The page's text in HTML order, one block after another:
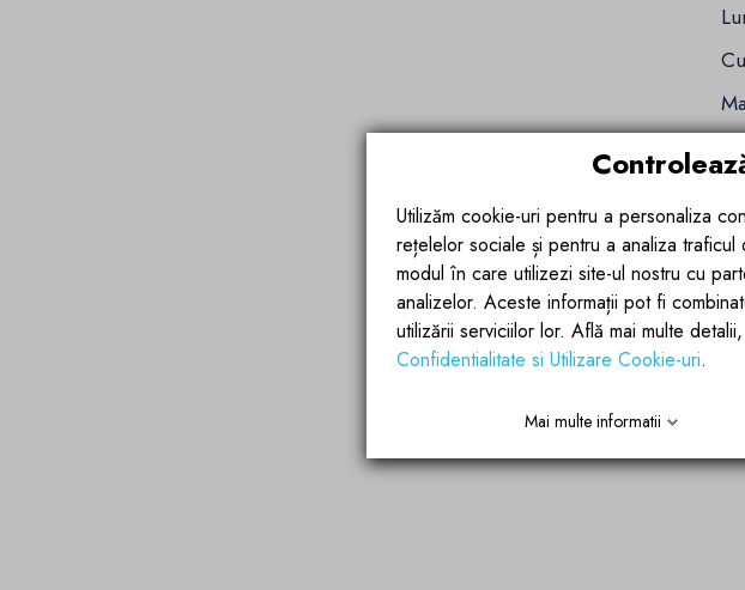
Utilizăm cookie-uri pentru a personaliza
rețelelor sociale și pentru a analiza
modul în care utilizezi site-ul nostru cu
analizelor. Aceste informații pot fi
utilizării serviciilor lor. Află mai multe
Confidentialitate si Utilizare Cookie-uri.
Mai multe informatii